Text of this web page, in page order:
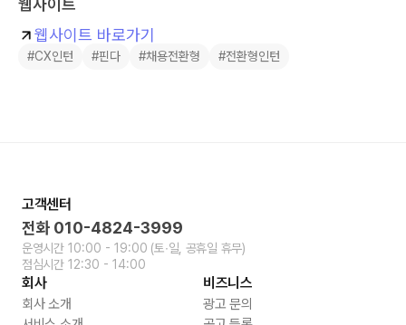
웹사이트
웹사이트 바로가기
#CX인턴 #핀다 #채용전환형 #전환형인턴
고객센터
전화 010-4824-3999
운영시간 10:00 - 19:00 (토∙일, 공휴일 휴무)
점심시간 12:30 - 14:00
회사
회사 소개
비즈니스
광고 문의